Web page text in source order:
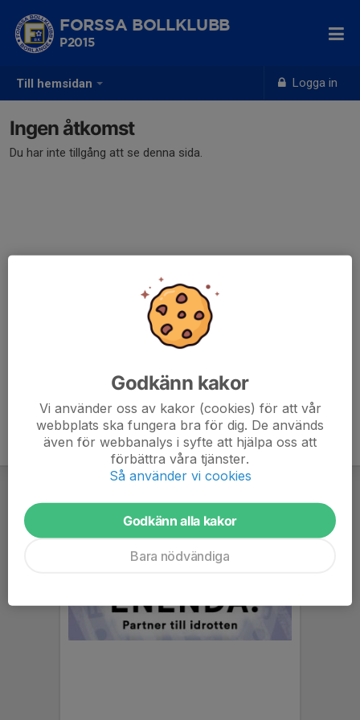
Till hemsidan Logga in
FORSSA BOLLKLUBB
P2015
Ingen åtkomst
Du har inte tillgång att se denna sida.
Godkänn kakor
Vi använder oss av kakor (cookies) för att vår
webbplats ska fungera bra för dig. De används
även för webbanalys i syfte att hjälpa oss att
förbättra våra tjänster.
Så använder vi cookies
Godkänn alla kakor
Bara nödvändiga